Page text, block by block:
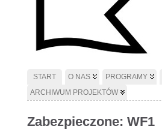
START O NAS PROGRAMY
ARCHIWUM PROJEKTÓW
Zabezpieczone: WF1